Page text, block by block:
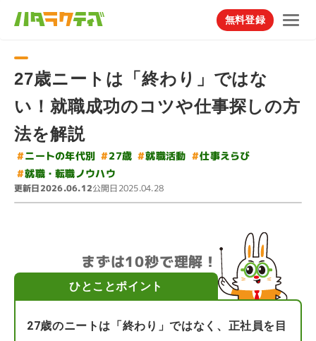
無料登録
27歳ニートは「終わり」ではな
い！就職成功のコツや仕事探しの方
法を解説
#ニートの年代別 #27歳 #就職活動 #仕事えらび
#就職・転職ノウハウ
更新日2026.06.12公開日2025.04.28
まずは10秒で理解！
ひとことポイント
27歳のニートは「終わり」ではなく、正社員を目